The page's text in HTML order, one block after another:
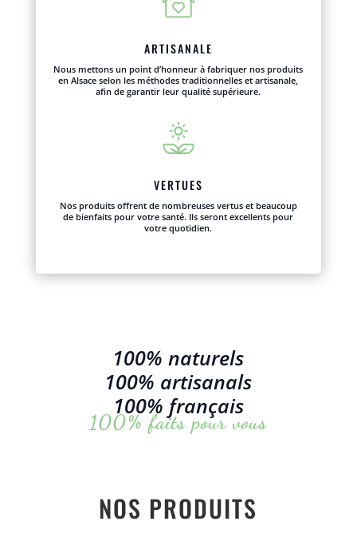
ARTISANALE
Nous mettons un point d’honneur à fabriquer nos produits
en Alsace selon les méthodes traditionnelles et artisanale,
afin de garantir leur qualité supérieure.
VERTUES
Nos produits offrent de nombreuses vertus et beaucoup
de bienfaits pour votre santé. Ils seront excellents pour
votre quotidien.
100% naturels
100% artisanals
100% français
100% faits pour vous
NOS PRODUITS